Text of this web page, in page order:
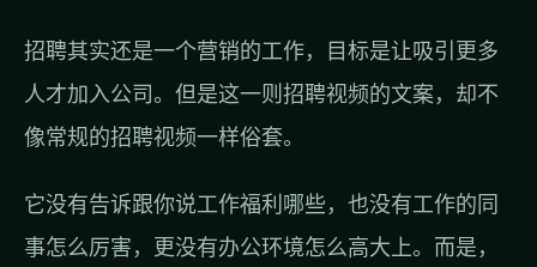
招聘其实还是一个营销的工作，目标是让吸引更多
人才加入公司。但是这一则招聘视频的文案，却不
像常规的招聘视频一样俗套。
它没有告诉跟你说工作福利哪些，也没有工作的同
事怎么厉害，更没有办公环境怎么高大上。而是，